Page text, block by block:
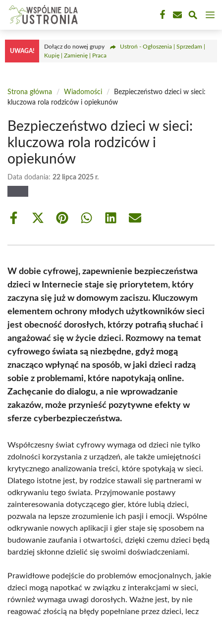
Przejdź
treści
UWAGA!
Dołącz do nowej grupy
Ustroń - Ogłoszenia | Sprzedam |
Kupię | Zamienię | Praca
Strona główna / Wiadomości /
Bezpieczeństwo dzieci w sieci:
kluczowa rola rodziców i opiekunów
Bezpieczeństwo dzieci w sieci:
kluczowa rola rodziców i
opiekunów
Data dodania: 22 lipca 2025 r.
Share
Share
(Twitter)
Share Share Share Share
W dobie cyfrowej, zapewnienie bezpieczeństwa
dzieci w Internecie staje się priorytetem, który
zaczyna się już w domowym zaciszu. Kluczowym
elementem ochrony młodych użytkowników sieci
jest obecność dorosłych, którzy potrafią słuchać i
angażować się w życie dzieci. Rozmowy na temat
cyfrowego świata są niezbędne, gdyż mogą
znacząco wpłynąć na sposób, w jaki dzieci radzą
sobie z problemami, które napotykają online.
Zachęcanie do dialogu, a nie wprowadzanie
zakazów, może przynieść pozytywne efekty w
sferze cyberbezpieczeństwa.
Współczesny świat cyfrowy wymaga od dzieci nie tylko
zdolności korzystania z urządzeń, ale także umiejętności
krytycznego analizowania treści, które spotykają w sieci.
Dlatego istotne jest, by rodzice stawali się partnerami w
odkrywaniu tego świata. Przyjmowanie postawy
zainteresowania dotyczącego gier, które lubią dzieci,
pozwala na lepsze zrozumienie ich pasji i emocji. Wspólne
odkrywanie nowych aplikacji i gier staje się sposobem na
budowanie zaufania i otwartości, dzięki czemu dzieci będą
bardziej skłonne dzielić się swoimi doświadczeniami.
Prawidłowe podejście do problemów emocjonalnych, jakie
dzieci mogą napotkać w związku z interakcjami w sieci,
również wymaga uwagi dorosłych. Ważne jest, by nie
reagować złością na błędy popełniane przez dzieci, lecz